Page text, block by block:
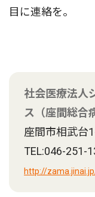
目に連絡を。
社会医療法人
ス（座間総合
座間市相武台
TEL:046-251-
http://